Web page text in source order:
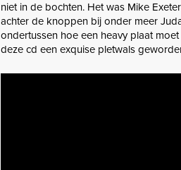
niet in de bochten. Het was Mike
achter de knoppen bij onder meer
ondertussen hoe een heavy plaat
deze cd een exquise pletwals